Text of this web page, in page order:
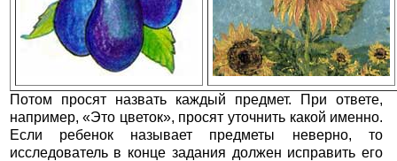
Потом просят назвать каждый предмет. При ответе,
например, «Это цветок», просят уточнить какой именно.
Если ребенок называет предметы неверно, то
исследователь в конце задания должен исправить его